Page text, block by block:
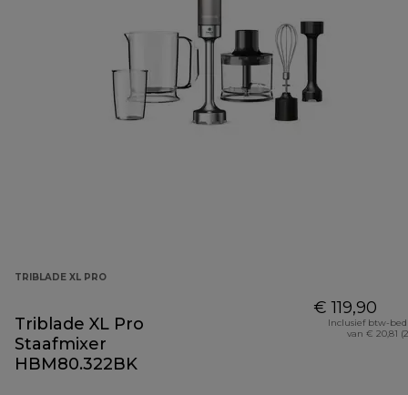
TRIBLADE XL PRO
Triblade XL Pro
Staafmixer
HBM80.322BK
€ 119,90
Inclusief btw-
van € 20,81